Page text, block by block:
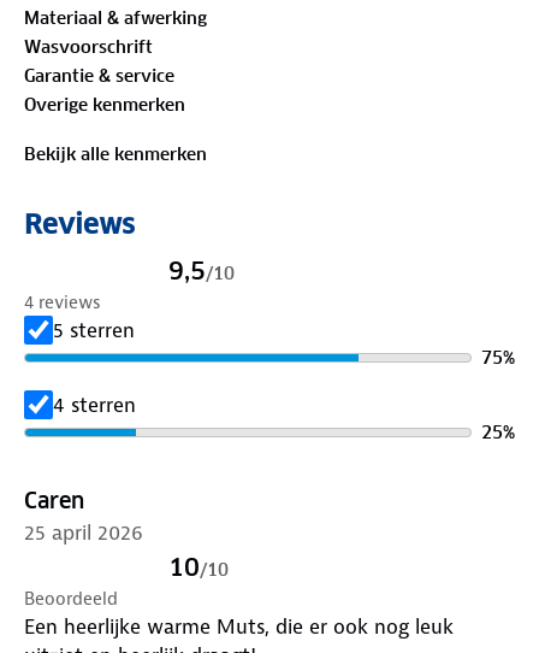
70% acryl, 27% polyester, 3% elastaan
Materiaal & afwerking
Wasvoorschrift
Garantie & service
Overige kenmerken
Bekijk alle kenmerken
Reviews
9,5/10
4 reviews
5 sterren
75%
4 sterren
25%
Caren
25 april 2026
10/10
Beoordeeld
Een heerlijke warme Muts, die er ook nog leuk